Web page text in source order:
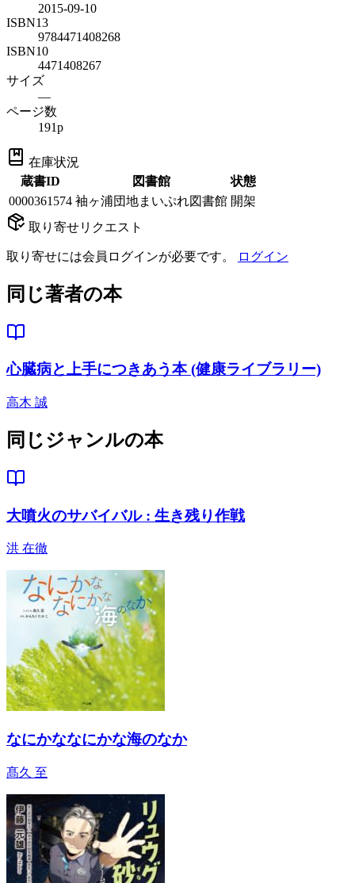
2015-09-10
ISBN13
9784471408268
ISBN10
4471408267
サイズ
—
ページ数
191p
在庫状況
蔵書ID
図書館
状態
0000361574 袖ヶ浦団地まいぷれ図書館 開架
取り寄せリクエスト
取り寄せには会員ログインが必要です。 ログイン
同じ著者の本
心臓病と上手につきあう本 (健康ライブラリー)
高木 誠
同じジャンルの本
大噴火のサバイバル : 生き残り作戦
洪 在徹
なにかななにかな海のなか
髙久 至